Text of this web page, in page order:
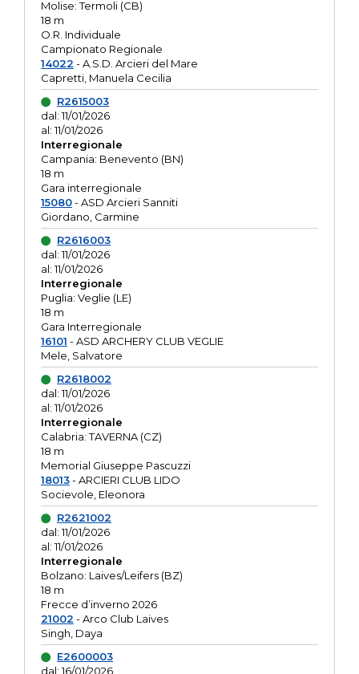
Molise: Termoli (CB)
18 m
O.R. Individuale
Campionato Regionale
14022 - A.S.D. Arcieri del Mare
Capretti, Manuela Cecilia
R2615003
dal: 11/01/2026
al: 11/01/2026
Interregionale
Campania: Benevento (BN)
18 m
Gara interregionale
15080- ASD Arcieri Sanniti
Giordano, Carmine
R2616003
dal: 11/01/2026
al: 11/01/2026
Interregionale
Puglia: Veglie (LE)
18 m
Gara Interregionale
16101 - ASD ARCHERY CLUB VEGLIE
Mele, Salvatore
R2618002
dal: 11/01/2026
al: 11/01/2026
Interregionale
Calabria: TAVERNA (CZ)
18 m
Memorial Giuseppe Pascuzzi
18013- ARCIERI CLUB LIDO
Socievole, Eleonora
R2621002
dal: 11/01/2026
al: 11/01/2026
Interregionale
Bolzano: Laives/Leifers (BZ)
18 m
Frecce d’inverno 2026
21002 - Arco Club Laives
Singh, Daya
E2600003
dal: 16/01/2026